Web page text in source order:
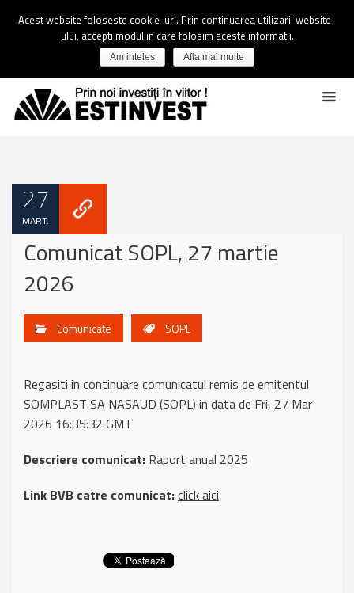
27
MART.
Comunicat SOPL, 27 martie
2026
Comunicate SOPL
Regasiti in continuare comunicatul remis de emitentul
SOMPLAST SA NASAUD (SOPL) in data de Fri, 27 Mar
2026 16:35:32 GMT
Descriere comunicat: Raport anual 2025
Link BVB catre comunicat:click aici
Acest website foloseste cookie-uri. Prin continuarea utilizarii website-
ului, accepti modul in care folosim aceste informatii.
Am inteles Afla mai multe